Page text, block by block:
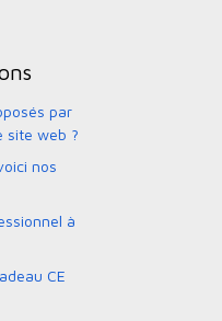
par
site web ?
nos
à
CE